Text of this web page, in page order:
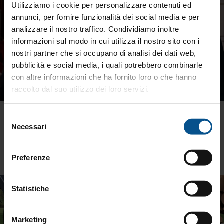
Utilizziamo i cookie per personalizzare contenuti ed
annunci, per fornire funzionalità dei social media e per
analizzare il nostro traffico. Condividiamo inoltre
informazioni sul modo in cui utilizza il nostro sito con i
nostri partner che si occupano di analisi dei dati web,
pubblicità e social media, i quali potrebbero combinarle
con altre informazioni che ha fornito loro o che hanno
raccolto dal suo utilizzo dei loro servizi.
delNecessari
Preferenze
Statistiche
Marketing
Ascoltare per comprendere. Comprendere per guidare.